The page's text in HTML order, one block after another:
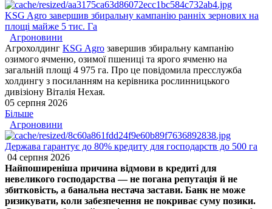
KSG Agro завершив збиральну кампанію ранніх зернових на
площі майже 5 тис. Га
Агроновини
Агрохолдинг KSG Agro завершив збиральну кампанію
озимого ячменю, озимої пшениці та ярого ячменю на
загальній площі 4 975 га. Про це повідомила пресслужба
холдингу з посиланням на керівника рослинницького
дивізіону Віталія Нехая.
05 серпня 2026
Більше
Агроновини
Держава гарантує до 80% кредиту для господарств до 500 га
04 серпня 2026
Найпоширеніша причина відмови в кредиті для
невеликого господарства — не погана репутація й не
збитковість, а банальна нестача застави. Банк не може
ризикувати, коли забезпечення не покриває суму позики.